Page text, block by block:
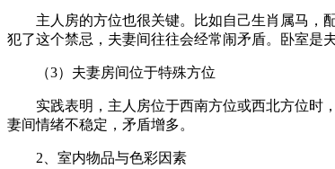
主人房的方位也很关键。比如自己生肖属马，
犯了这个禁忌，夫妻间往往会经常闹矛盾。卧室是
（3）夫妻房间位于特殊方位
实践表明，主人房位于西南方位或西北方位时
妻间情绪不稳定，矛盾增多。
2、室内物品与色彩因素